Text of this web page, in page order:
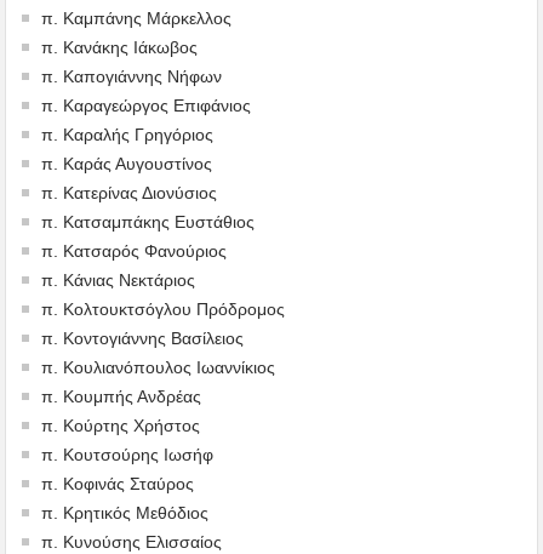
π. Καμπάνης Μάρκελλος
π. Κανάκης Ιάκωβος
π. Καπογιάννης Νήφων
π. Καραγεώργος Επιφάνιος
π. Καραλής Γρηγόριος
π. Καράς Αυγουστίνος
π. Κατερίνας Διονύσιος
π. Κατσαμπάκης Ευστάθιος
π. Κατσαρός Φανούριος
π. Κάνιας Νεκτάριος
π. Κολτουκτσόγλου Πρόδρομος
π. Κοντογιάννης Βασίλειος
π. Κουλιανόπουλος Ιωαννίκιος
π. Κουμπής Ανδρέας
π. Κούρτης Χρήστος
π. Κουτσούρης Ιωσήφ
π. Κοφινάς Σταύρος
π. Κρητικός Μεθόδιος
π. Κυνούσης Ελισσαίος